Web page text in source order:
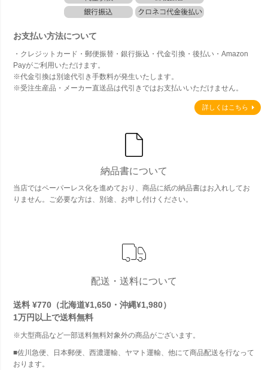
お支払い方法について
・クレジットカード・郵便振替・銀行振込・代金引換・後払い・Amazon
Payがご利用いただけます。
※代金引換は別途代引き手数料が発生いたします。
※受注生産品・メーカー直送品は代引きではお支払いいただけません。
詳しくはこちら
納品書について
当店ではペーパーレス化を進めており、商品に紙の納品書はお入れしてお
りません。ご必要な方は、別途、お申し付けください。
配送・送料について
送料 ¥770（北海道¥1,650・沖縄¥1,980）
1万円以上で送料無料
※大型商品など一部送料無料対象外の商品がございます。
■佐川急便、日本郵便、西濃運輸、ヤマト運輸、他にて商品配送を行なって
おります。